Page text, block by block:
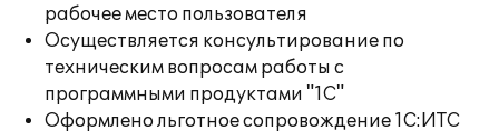
рабочее место пользователя
Осуществляется консультирование по
техническим вопросам работы с
программными продуктами "1С"
Оформлено льготное сопровождение 1С:ИТС